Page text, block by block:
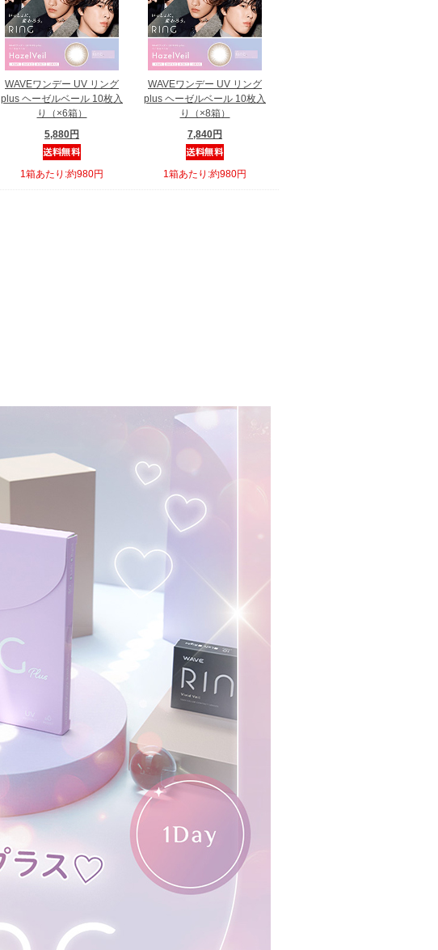
WAVEワンデー UV リング
plus ヘーゼルベール 10枚入
り（×6箱）
5,880円
1箱あたり:約980円
WAVEワンデー UV リング
plus ヘーゼルベール 10枚入
り（×8箱）
7,840円
1箱あたり:約980円